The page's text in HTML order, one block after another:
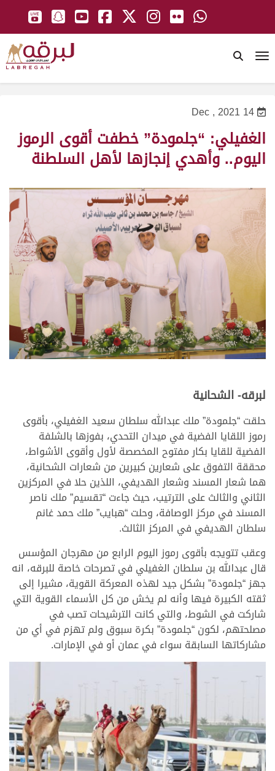
14 Dec , 2021
الغفيلي: “جلمودة” خطفت أقوى الرموز
اليوم.. وأهدي إنجازها لأهل السلطنة
لبرقه- الشحانية
حلقت “جلمودة” ملك عبدالله سلطان سعيد الغفيلي، بأقوى
رموز اللقايا الفضية في ميدان التحدي، بفوزها بالشلفة
الفضية للقايا بكار مفتوح المخصصة لأول وأقوى الأشواط،
محققة التفوق على شعارين كبيرين من شعارات الشحانية،
هما شعار المسند وشعار الهديفي، اللذين حلا في المركزين
الثاني والثالث على الترتيب، حيث جاءت “تقسيم” ملك ناصر
المسند في مركز الوصافة، وحلت “هبايب” ملك حمد غانم
سلطان الهديفي في المركز الثالث.
وعقب تتويجه بأقوى رموز اليوم الرابع من مهرجان المؤسس
قال عبدالله بن سلطان الغفيلي في تصرحات خاصة للبرقه، انه
جهز “جلمودة” بشكل جيد لهذه المعركة القوية، مشيرا إلى
ثقته الكبيرة فيها وأنه لم يخش من كل الأسماء القوية التي
شاركت في الشوط، والتي كانت الترشيحات تصب في
مصلحتهم، لكون “جلمودة” بكرة سبوق ولم تهزم في أي من
مشاركاتها السابقة سواء في عمان أو في الإمارات.